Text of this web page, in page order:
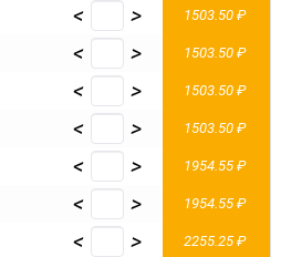
< > 1503.50 ₽
< > 1503.50 ₽
< > 1503.50 ₽
< > 1503.50 ₽
< > 1954.55 ₽
< > 1954.55 ₽
< > 2255.25 ₽